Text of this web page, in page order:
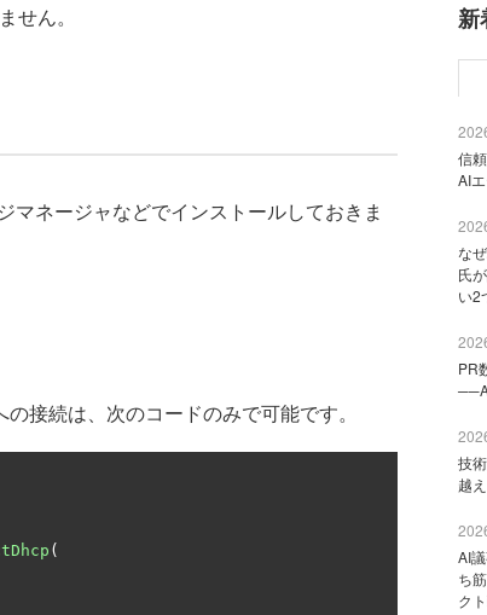
せん。
ネージャなどでインストールしておきま
接続は、次のコードのみで可能です。
(
新
信
AI
な
氏
い2
PR
技
越
AI
ち
ク